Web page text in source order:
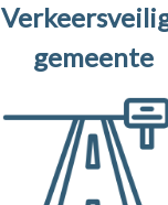
gemeente